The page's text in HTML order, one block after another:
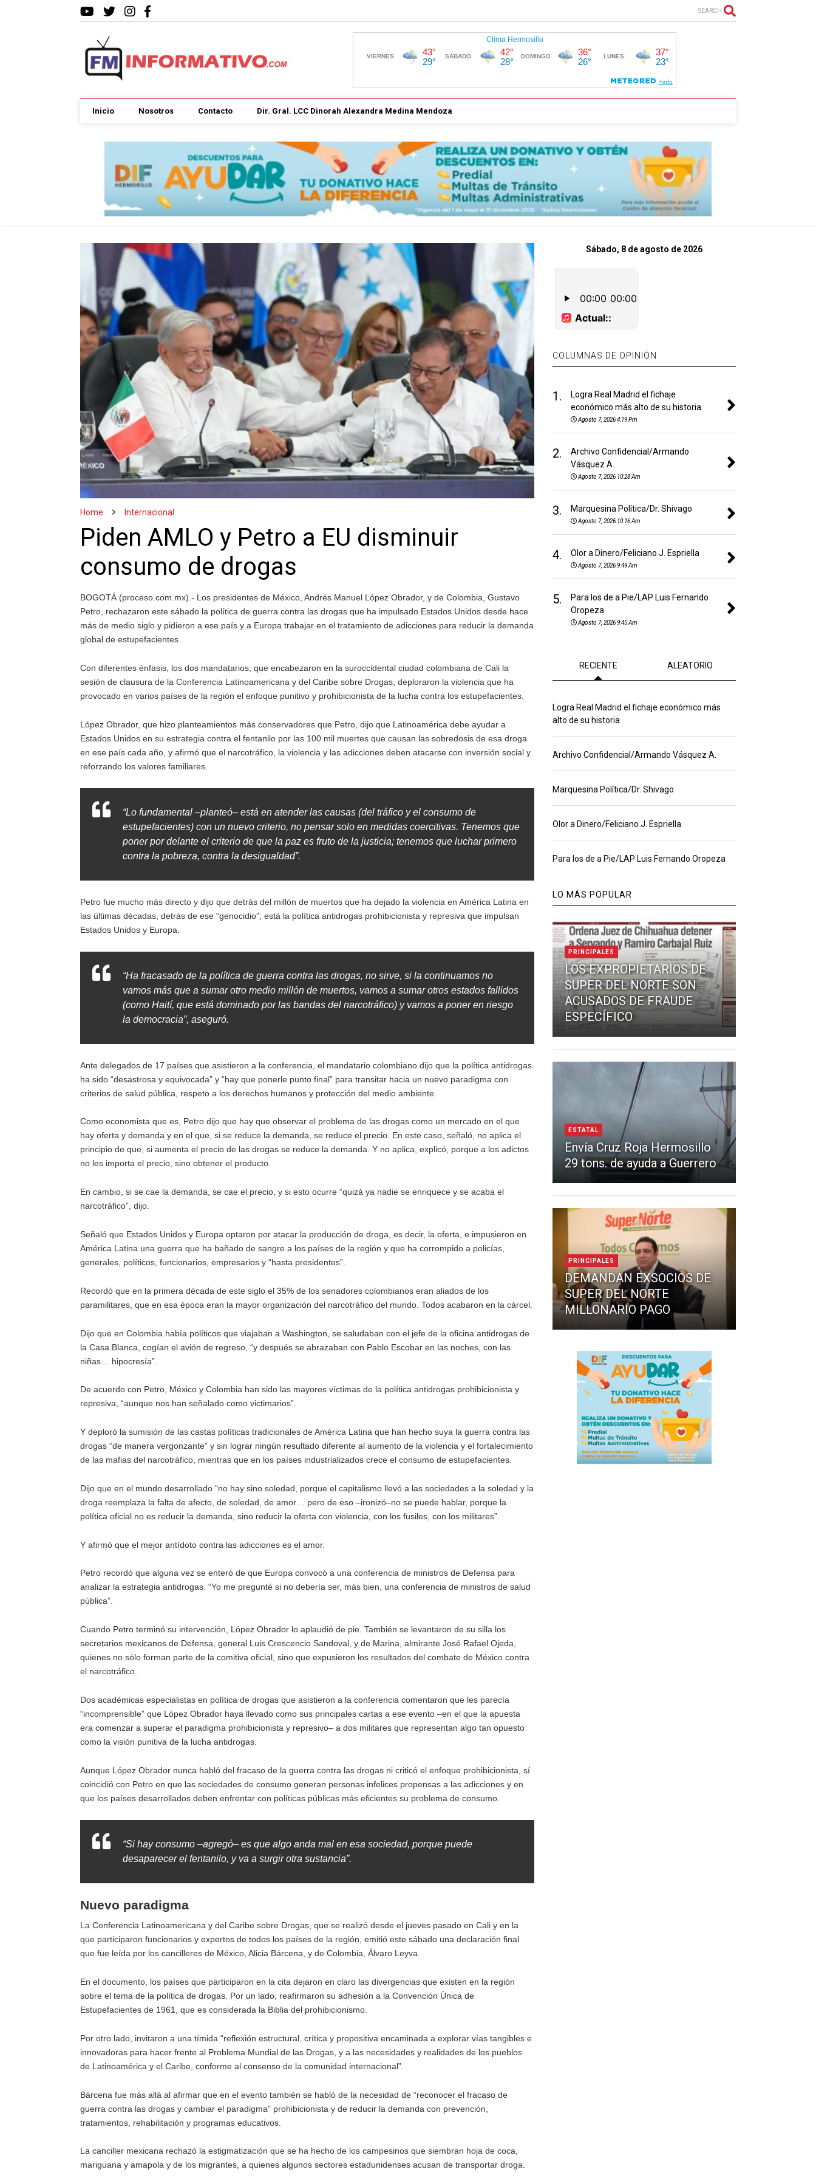
SEARCH
Inicio Nosotros Contacto Dir. Gral. LCC Dinorah Alexandra Medina Mendoza
Home Internacional
Piden AMLO y Petro a EU disminuir
consumo de drogas
BOGOTÁ (proceso.com.mx).- Los presidentes de México, Andrés Manuel López Obrador, y de Colombia, Gustavo
Petro, rechazaron este sábado la política de guerra contra las drogas que ha impulsado Estados Unidos desde hace
más de medio siglo y pidieron a ese país y a Europa trabajar en el tratamiento de adicciones para reducir la demanda
global de estupefacientes.
Con diferentes énfasis, los dos mandatarios, que encabezaron en la suroccidental ciudad colombiana de Cali la
sesión de clausura de la Conferencia Latinoamericana y del Caribe sobre Drogas, deploraron la violencia que ha
provocado en varios países de la región el enfoque punitivo y prohibicionista de la lucha contra los estupefacientes.
López Obrador, que hizo planteamientos más conservadores que Petro, dijo que Latinoamérica debe ayudar a
Estados Unidos en su estrategia contra el fentanilo por las 100 mil muertes que causan las sobredosis de esa droga
en ese país cada año, y afirmó que el narcotráfico, la violencia y las adicciones deben atacarse con inversión social y
reforzando los valores familiares.
“Lo fundamental –planteó– está en atender las causas (del tráfico y el consumo de
estupefacientes) con un nuevo criterio, no pensar solo en medidas coercitivas. Tenemos que
poner por delante el criterio de que la paz es fruto de la justicia; tenemos que luchar primero
contra la pobreza, contra la desigualdad”.
Petro fue mucho más directo y dijo que detrás del millón de muertos que ha dejado la violencia en América Latina en
las últimas décadas, detrás de ese “genocidio”, está la política antidrogas prohibicionista y represiva que impulsan
Estados Unidos y Europa.
“Ha fracasado de la política de guerra contra las drogas, no sirve, si la continuamos no
vamos más que a sumar otro medio millón de muertos, vamos a sumar otros estados fallidos
(como Haití, que está dominado por las bandas del narcotráfico) y vamos a poner en riesgo
la democracia”, aseguró.
Ante delegados de 17 países que asistieron a la conferencia, el mandatario colombiano dijo que la política antidrogas
ha sido “desastrosa y equivocada” y “hay que ponerle punto final” para transitar hacia un nuevo paradigma con
criterios de salud pública, respeto a los derechos humanos y protección del medio ambiente.
Como economista que es, Petro dijo que hay que observar el problema de las drogas como un mercado en el que
hay oferta y demanda y en el que, si se reduce la demanda, se reduce el precio. En este caso, señaló, no aplica el
principio de que, si aumenta el precio de las drogas se reduce la demanda. Y no aplica, explicó, porque a los adictos
no les importa el precio, sino obtener el producto.
En cambio, si se cae la demanda, se cae el precio, y si esto ocurre “quizá ya nadie se enriquece y se acaba el
narcotráfico”, dijo.
Señaló que Estados Unidos y Europa optaron por atacar la producción de droga, es decir, la oferta, e impusieron en
América Latina una guerra que ha bañado de sangre a los países de la región y que ha corrompido a policías,
generales, políticos, funcionarios, empresarios y “hasta presidentes”.
Recordó que en la primera década de este siglo el 35% de los senadores colombianos eran aliados de los
paramilitares, que en esa época eran la mayor organización del narcotráfico del mundo. Todos acabaron en la cárcel.
Dijo que en Colombia había políticos que viajaban a Washington, se saludaban con el jefe de la oficina antidrogas de
la Casa Blanca, cogían el avión de regreso, “y después se abrazaban con Pablo Escobar en las noches, con las
niñas… hipocresía”.
De acuerdo con Petro, México y Colombia han sido las mayores víctimas de la política antidrogas prohibicionista y
represiva, “aunque nos han señalado como victimarios”.
Y deploró la sumisión de las castas políticas tradicionales de América Latina que han hecho suya la guerra contra las
drogas “de manera vergonzante” y sin lograr ningún resultado diferente al aumento de la violencia y el fortalecimiento
de las mafias del narcotráfico, mientras que en los países industrializados crece el consumo de estupefacientes.
Dijo que en el mundo desarrollado “no hay sino soledad, porque el capitalismo llevó a las sociedades a la soledad y la
droga reemplaza la falta de afecto, de soledad, de amor… pero de eso –ironizó–no se puede hablar, porque la
política oficial no es reducir la demanda, sino reducir la oferta con violencia, con los fusiles, con los militares”.
Y afirmó que el mejor antídoto contra las adicciones es el amor.
Petro recordó que alguna vez se enteró de que Europa convocó a una conferencia de ministros de Defensa para
analizar la estrategia antidrogas. “Yo me pregunté si no debería ser, más bien, una conferencia de ministros de salud
pública”.
Cuando Petro terminó su intervención, López Obrador lo aplaudió de pie. También se levantaron de su silla los
secretarios mexicanos de Defensa, general Luis Crescencio Sandoval, y de Marina, almirante José Rafael Ojeda,
quienes no sólo forman parte de la comitiva oficial, sino que expusieron los resultados del combate de México contra
el narcotráfico.
Dos académicas especialistas en política de drogas que asistieron a la conferencia comentaron que les parecía
“incomprensible” que López Obrador haya llevado como sus principales cartas a ese evento –en el que la apuesta
era comenzar a superar el paradigma prohibicionista y represivo– a dos militares que representan algo tan opuesto
como la visión punitiva de la lucha antidrogas.
Aunque López Obrador nunca habló del fracaso de la guerra contra las drogas ni criticó el enfoque prohibicionista, sí
coincidió con Petro en que las sociedades de consumo generan personas infelices propensas a las adicciones y en
que los países desarrollados deben enfrentar con políticas públicas más eficientes su problema de consumo.
“Si hay consumo –agregó– es que algo anda mal en esa sociedad, porque puede
desaparecer el fentanilo, y va a surgir otra sustancia”.
Nuevo paradigma
La Conferencia Latinoamericana y del Caribe sobre Drogas, que se realizó desde el jueves pasado en Cali y en la
que participaron funcionarios y expertos de todos los países de la región, emitió este sábado una declaración final
que fue leída por los cancilleres de México, Alicia Bárcena, y de Colombia, Álvaro Leyva.
En el documento, los países que participaron en la cita dejaron en claro las divergencias que existen en la región
sobre el tema de la política de drogas. Por un lado, reafirmaron su adhesión a la Convención Única de
Estupefacientes de 1961, que es considerada la Biblia del prohibicionismo.
Por otro lado, invitaron a una tímida “reflexión estructural, crítica y propositiva encaminada a explorar vías tangibles e
innovadoras para hacer frente al Problema Mundial de las Drogas, y a las necesidades y realidades de los pueblos
de Latinoamérica y el Caribe, conforme al consenso de la comunidad internacional”.
Bárcena fue más allá al afirmar que en el evento también se habló de la necesidad de “reconocer el fracaso de
guerra contra las drogas y cambiar el paradigma” prohibicionista y de reducir la demanda con prevención,
tratamientos, rehabilitación y programas educativos.
La canciller mexicana rechazó la estigmatización que se ha hecho de los campesinos que siembran hoja de coca,
mariguana y amapola y de los migrantes, a quienes algunos sectores estadunidenses acusan de transportar droga.
Sábado, 8 de agosto de 2026
COLUMNAS DE OPINIÓN
1.
Logra Real Madrid el fichaje
económico más alto de su historia
Agosto 7, 2026 4:19 Pm
2.
Archivo Confidencial/Armando
Vásquez A.
Agosto 7, 2026 10:28 Am
3. Marquesina Política/Dr. Shivago
Agosto 7, 2026 10:16 Am
4. Olor a Dinero/Feliciano J. Espriella
Agosto 7, 2026 9:49 Am
5.
Para los de a Pie/LAP Luis Fernando
Oropeza
Agosto 7, 2026 9:45 Am
RECIENTE ALEATORIO
Logra Real Madrid el fichaje económico más
alto de su historia
Archivo Confidencial/Armando Vásquez A.
Marquesina Política/Dr. Shivago
Olor a Dinero/Feliciano J. Espriella
Para los de a Pie/LAP Luis Fernando Oropeza
LO MÁS POPULAR
PRINCIPALES
LOS EXPROPIETARIOS DE
SUPER DEL NORTE SON
ACUSADOS DE FRAUDE
ESPECÍFICO
ESTATAL
Envía Cruz Roja Hermosillo
29 tons. de ayuda a Guerrero
PRINCIPALES
DEMANDAN EXSOCIOS DE
SUPER DEL NORTE
MILLONARIO PAGO